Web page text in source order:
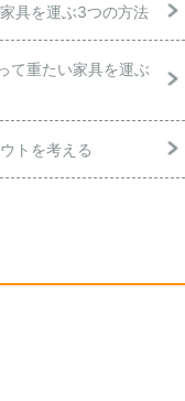
具を運ぶ3つの方法
て重たい家具を運ぶ
トを考える